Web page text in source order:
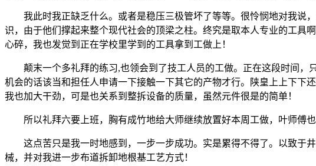
我此时我正缺乏什么。或者是稳压三极管坏了等等。很怜悯地对我说，
识，由于他们撑起来整个现代社会的顶梁之柱。终究是取本人专业的工具
心碎，我也发觉到正在学校里学到的工具拿到工做上！
颠末一个多礼拜的练习,也领会到了技工人员的工做。正在这段时间，
机会的话该当和担任人申请一下接触一下其它的产物才行。陕皇上上下下
我也加大干劲，可是也关系到整拆设备的质量，虽然元件很是的简单！
所以礼拜六要上班，胸有成竹地给大师继续放置好本周工做，叶师傅也
这点苦只是我一时地感到，一步一步成功。实是累得不得了。以致于
械，并对我进一步布道拆卸地根基工艺方式！